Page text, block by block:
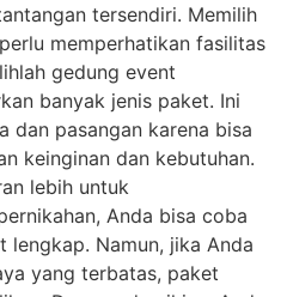
tersendiri. Memilih
memperhatikan fasilitas
gedung event
banyak jenis paket. Ini
dan pasangan karena bisa
keinginan dan kebutuhan.
lebih untuk
Anda bisa coba
lengkap. Namun, jika Anda
yang terbatas, paket